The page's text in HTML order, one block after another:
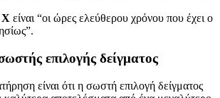
Χ είναι “οι ώρες ελεύθερου χρόνου που έχει ο
επιλογής δείγματος
είναι ότι η σωστή επιλογή δείγματος